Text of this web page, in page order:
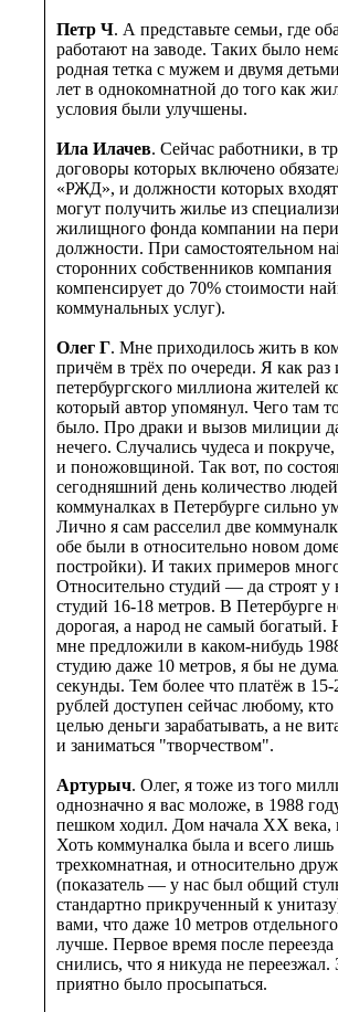
Петр Ч. А представьте семьи, где
работают на заводе. Таких было
родная тетка с мужем и двумя
лет в однокомнатной до того как
условия были улучшены.
Ила Илачев. Сейчас работники, в
договоры которых включено
«РЖД», и должности которых
могут получить жилье из
жилищного фонда компании на
должности. При самостоятельном
сторонних собственников компания
компенсирует до 70% стоимости
коммунальных услуг).
Олег Г. Мне приходилось жить в
причём в трёх по очереди. Я как раз
петербургского миллиона жителей
который автор упомянул. Чего там
было. Про драки и вызов милиции
нечего. Случались чудеса и покруче,
и поножовщиной. Так вот, по
сегодняшний день количество
коммуналках в Петербурге сильно
Лично я сам расселил две
обе были в относительно новом
постройки). И таких примеров
Относительно студий — да строят у
студий 16-18 метров. В Петербурге
дорогая, а народ не самый богатый.
мне предложили в каком-нибудь
студию даже 10 метров, я бы не
секунды. Тем более что платёж в 15-
рублей доступен сейчас любому, кто
целью деньги зарабатывать, а не
и заниматься "творчеством".
Артурыч. Олег, я тоже из того
однозначно я вас моложе, в 1988
пешком ходил. Дом начала ХХ века,
Хоть коммуналка была и всего лишь
трехкомнатная, и относительно
(показатель — у нас был общий
стандартно прикрученный к
вами, что даже 10 метров
лучше. Первое время после
снились, что я никуда не переезжал.
приятно было просыпаться.